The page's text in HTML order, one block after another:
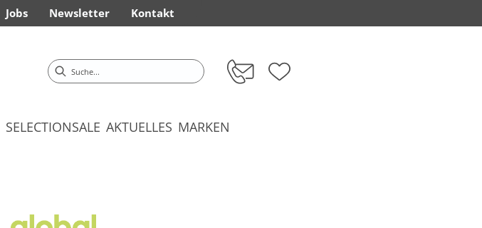
Jobs Newsletter Kontakt
SELECTIONSALE AKTUELLES MARKEN